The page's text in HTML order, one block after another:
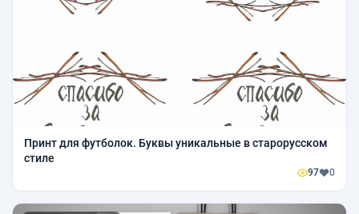
Принт для футболок. Буквы уникальные в старорусском
стиле
97 0